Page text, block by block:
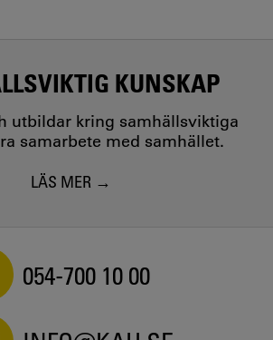
KUNSKAP
utbildar kring samhällsviktiga
samarbete med samhället.
LÄS MER
054-700 10 00